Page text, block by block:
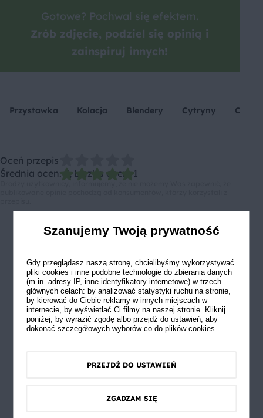
Gotowe? Pochwal się efektem.
Zrób zdjęcie, podziel się opinią i
zainspiruj innych!
Przystawka Kolacja Blendery Cytryny
Oceń przepis
Średnia ocen: 5, Liczba ocen: 1
Szanujemy Twoją prywatność
Gdy przeglądasz naszą stronę, chcielibyśmy wykorzystywać
pliki cookies i inne podobne technologie do zbierania danych
(m.in. adresy IP, inne identyfikatory internetowe) w trzech
głównych celach: by analizować statystyki ruchu na stronie,
by kierować do Ciebie reklamy w innych miejscach w
internecie, by wyświetlać Ci filmy na naszej stronie. Kliknij
poniżej, by wyrazić zgodę albo przejdź do ustawień, aby
dokonać szczegółowych wyborów co do plików cookies.
PRZEJDŹ DO USTAWIEŃ
ZGADZAM SIĘ